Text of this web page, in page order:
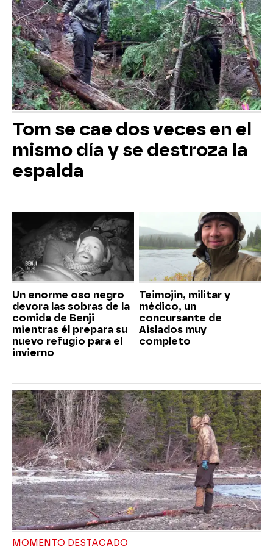
Tom se cae dos veces en el
mismo día y se destroza la
espalda
Un enorme oso negro
devora las sobras de la
comida de Benji
mientras él prepara su
nuevo refugio para el
invierno
Teimojin, militar y
médico, un
concursante de
Aislados muy
completo
MOMENTO DESTACADO